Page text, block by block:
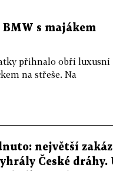
BMW s majákem
přihnalo obří luxusní
na střeše. Na
největší
České dráhy.